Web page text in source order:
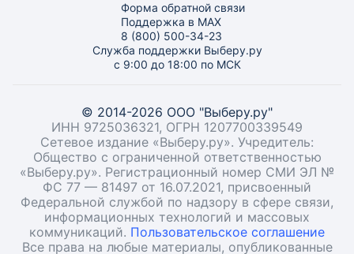
Форма обратной связи
Поддержка в MAX
8 (800) 500-34-23
Служба поддержки Выберу.ру
с 9:00 до 18:00 по МСК
© 2014-2026 ООО "Выберу.ру"
ИНН 9725036321, ОГРН 1207700339549
Сетевое издание «Выберу.ру». Учредитель:
Общество с ограниченной ответственностью
«Выберу.ру». Регистрационный номер СМИ ЭЛ №
ФС 77 — 81497 от 16.07.2021, присвоенный
Федеральной службой по надзору в сфере связи,
информационных технологий и массовых
коммуникаций. Пользовательское соглашение
Все права на любые материалы, опубликованные